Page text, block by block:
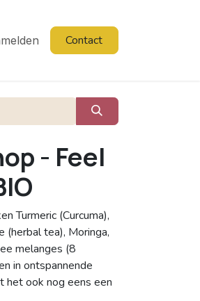
Contact
- Feel
Turmeric (Curcuma),
(herbal tea), Moringa,
melanges (8
in ontspannende
het ook nog eens een